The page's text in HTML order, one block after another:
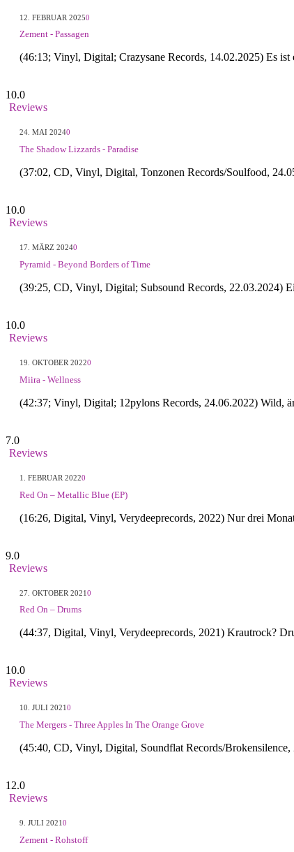
12. FEBRUAR 20250
Zement - Passagen
(46:13; Vinyl, Digital; Crazysane Records, 14.02.2025) Es
10.0
Reviews
24. MAI 20240
The Shadow Lizzards - Paradise
(37:02, CD, Vinyl, Digital, Tonzonen Records/Soulfood,
10.0
Reviews
17. MÄRZ 20240
Pyramid - Beyond Borders of Time
(39:25, CD, Vinyl, Digital; Subsound Records, 22.03.2024)
10.0
Reviews
19. OKTOBER 20220
Miira - Wellness
(42:37; Vinyl, Digital; 12pylons Records, 24.06.2022) Wild,
7.0
Reviews
1. FEBRUAR 20220
Red On – Metallic Blue (EP)
(16:26, Digital, Vinyl, Verydeeprecords, 2022) Nur drei
9.0
Reviews
27. OKTOBER 20210
Red On – Drums
(44:37, Digital, Vinyl, Verydeeprecords, 2021) Krautrock?
10.0
Reviews
10. JULI 2021 0
The Mergers - Three Apples In The Orange Grove
(45:40, CD, Vinyl, Digital, Soundflat Records/
12.0
Reviews
9. JULI 20210
Zement - Rohstoff